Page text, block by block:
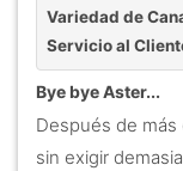
Variedad de
Servicio al
Bye bye Aster...
Después de
sin exigir